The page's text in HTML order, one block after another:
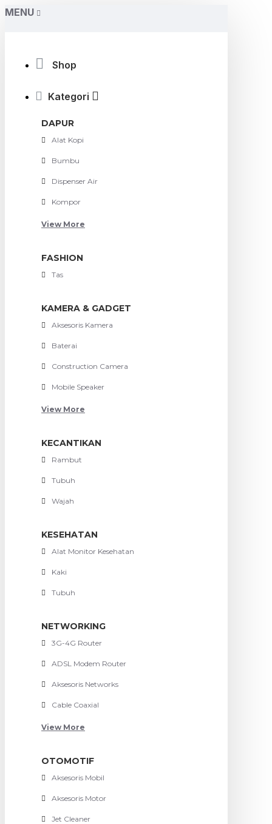
MENU
Shop
Kategori
DAPUR
Alat Kopi
Bumbu
Dispenser Air
Kompor
View More
FASHION
Tas
KAMERA & GADGET
Aksesoris Kamera
Baterai
Construction Camera
Mobile Speaker
View More
KECANTIKAN
Rambut
Tubuh
Wajah
KESEHATAN
Alat Monitor Kesehatan
Kaki
Tubuh
NETWORKING
3G-4G Router
ADSL Modem Router
Aksesoris Networks
Cable Coaxial
View More
OTOMOTIF
Aksesoris Mobil
Aksesoris Motor
Jet Cleaner